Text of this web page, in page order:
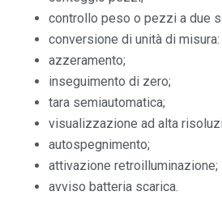
controllo peso o pezzi a due
conversione di unità di misura:
azzeramento;
inseguimento di zero;
tara semiautomatica;
visualizzazione ad alta
autospegnimento;
attivazione retroilluminazione;
avviso batteria scarica.